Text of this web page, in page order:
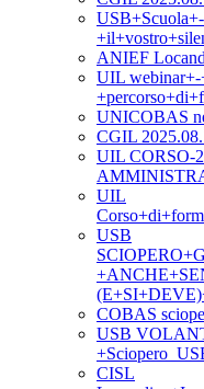
ANIEF
UIL webinar+-
UNICOBAS
CGIL
UIL CORSO-
UIL
USB
COBAS
USB
CISL